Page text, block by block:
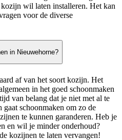
wil laten installeren. Het kan
voor de diverse
in Nieuwehorne?
af van het soort kozijn. Het
in het goed schoonmaken
van belang dat je niet met al te
gaat schoonmaken om zo de
te kunnen garanderen. Heb je
en wil je minder onderhoud?
kozijnen te laten vervangen!